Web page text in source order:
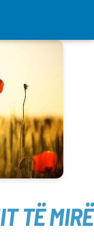
TË MIRË